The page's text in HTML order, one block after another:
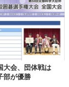
大会、団体戦は
部が優勝